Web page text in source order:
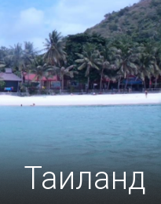
Таиланд